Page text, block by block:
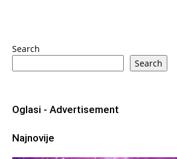
Search
Search
Oglasi - Advertisement
Najnovije